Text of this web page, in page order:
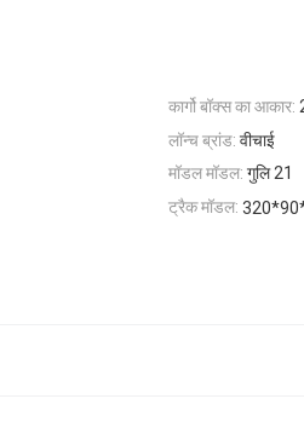
कार्गो बॉक्स का आकार:
लॉन्च ब्रांड: वीचाई
मॉडल मॉडल: गुलि 21
ट्रैक मॉडल: